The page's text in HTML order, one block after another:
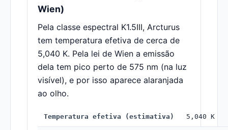
Wien)
Pela classe espectral K1.5III, Arcturus
tem temperatura efetiva de cerca de
5,040 K. Pela lei de Wien a emissão
dela tem pico perto de 575 nm (na luz
visível), e por isso aparece alaranjada
ao olho.
Temperatura efetiva (estimativa) 5,040 K